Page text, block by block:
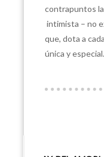
contrapuntos
intimista – no
que, dota a
única y